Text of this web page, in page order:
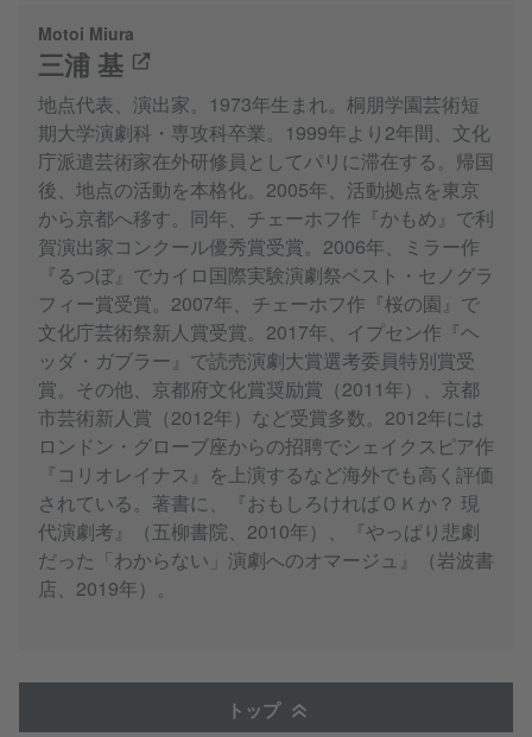
Motoi Miura
三浦 基
地点代表、演出家。1973年生まれ。桐朋学園芸術短
期大学演劇科・専攻科卒業。1999年より2年間、文化
庁派遣芸術家在外研修員としてパリに滞在する。帰国
後、地点の活動を本格化。2005年、活動拠点を東京
から京都へ移す。同年、チェーホフ作『かもめ』で利
賀演出家コンクール優秀賞受賞。2006年、ミラー作
『るつぼ』でカイロ国際実験演劇祭ベスト・セノグラ
フィー賞受賞。2007年、チェーホフ作『桜の園』で
文化庁芸術祭新人賞受賞。2017年、イプセン作『ヘ
ッダ・ガブラー』で読売演劇大賞選考委員特別賞受
賞。その他、京都府文化賞奨励賞（2011年）、京都
市芸術新人賞（2012年）など受賞多数。2012年には
ロンドン・グローブ座からの招聘でシェイクスピア作
『コリオレイナス』を上演するなど海外でも高く評価
されている。著書に、『おもしろければＯＫか？ 現
代演劇考』（五柳書院、2010年）、『やっぱり悲劇
だった「わからない」演劇へのオマージュ』（岩波書
店、2019年）。
トップ